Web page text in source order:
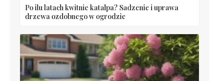
Po ilu latach kwitnie katalpa? Sadzenie i uprawa
drzewa ozdobnego w ogrodzie